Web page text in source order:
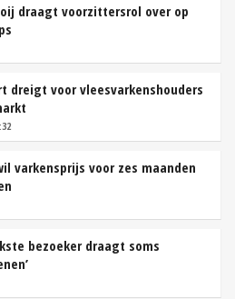
draagt voorzittersrol over op
dreigt voor vleesvarkenshouders
varkensprijs voor zes maanden
bezoeker draagt soms